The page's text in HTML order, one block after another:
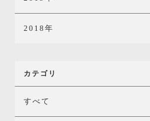
2018年
カテゴリ
すべて